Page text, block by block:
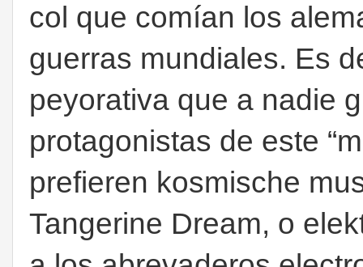
col que comían los
guerras mundiales. Es
peyorativa que a nadie
protagonistas de este
prefieren kosmische
Tangerine Dream, o